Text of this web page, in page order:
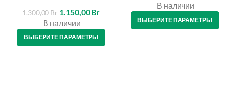
1.300,00Br 1.150,00 Br
В наличии
ВЫБЕРИТЕ ПАРАМЕТРЫ
В наличии
ВЫБЕРИТЕ ПАРАМЕТРЫ